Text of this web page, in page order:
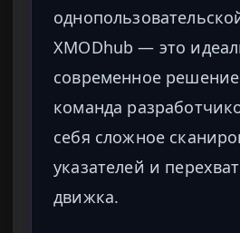
XMODhub — это
современное
команда
себя сложное
указателей и
движка.